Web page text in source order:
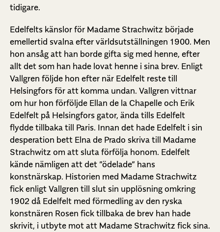
tidigare.
Edelfelts känslor för Madame Strachwitz började
emellertid svalna efter världsutställningen 1900. Men
hon ansåg att han borde gifta sig med henne, efter
allt det som han hade lovat henne i sina brev. Enligt
Vallgren följde hon efter när Edelfelt reste till
Helsingfors för att komma undan. Vallgren vittnar
om hur hon förföljde Ellan de la Chapelle och Erik
Edelfelt på Helsingfors gator, ända tills Edelfelt
flydde tillbaka till Paris. Innan det hade Edelfelt i sin
desperation bett Elna de Prado skriva till Madame
Strachwitz om att sluta förfölja honom. Edelfelt
kände nämligen att det ”ödelade” hans
konstnärskap. Historien med Madame Strachwitz
fick enligt Vallgren till slut sin upplösning omkring
1902 då Edelfelt med förmedling av den ryska
konstnären Rosen fick tillbaka de brev han hade
skrivit, i utbyte mot att Madame Strachwitz fick sina.